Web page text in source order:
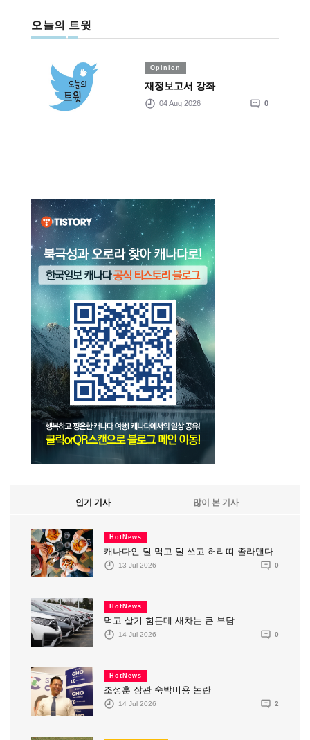
오늘의 트윗
Opinion
재정보고서 강좌
04 Aug 2026 0
인기 기사 많이 본 기사
HotNews
캐나다인 덜 먹고 덜 쓰고 허리띠 졸라맨다
13 Jul 2026 0
HotNews
먹고 살기 힘든데 새차는 큰 부담
14 Jul 2026 0
HotNews
조성훈 장관 숙박비용 논란
14 Jul 2026 2